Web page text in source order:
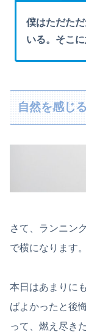
僕はただた
いる。そこ
自然を感じる
さて、ランニン
で横になります。
本日はあまりに
ばよかったと後
って、燃え尽き